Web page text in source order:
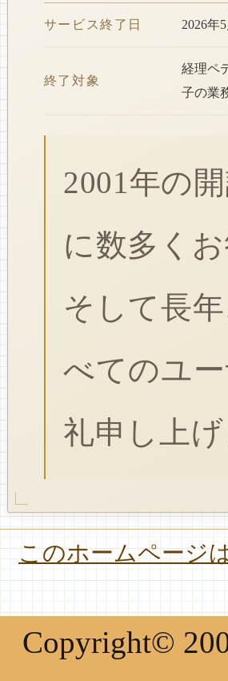
サービス終了日 2026年
終了対象
経理ペ
子の業
2001年の
に数多く
そして長
べてのユ
礼申し上げ
このホームページ
Copyright©